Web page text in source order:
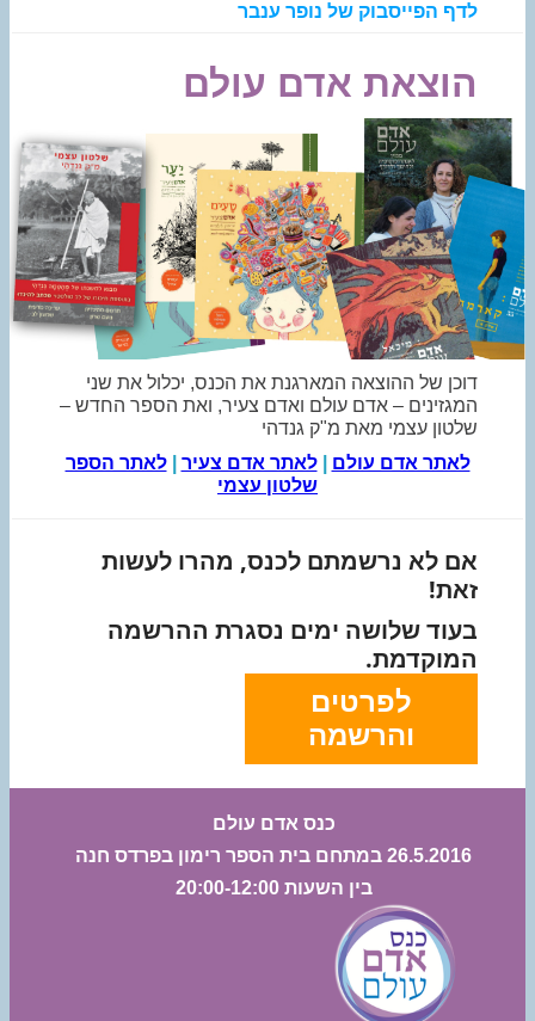
לדף הפייסבוק של נופר ענבר
הוצאת אדם עולם
דוכן של ההוצאה המארגנת את הכנס, יכלול את שני
המגזינים – אדם עולם ואדם צעיר, ואת הספר החדש –
שלטון עצמי מאת מ"ק גנדהי
לאתר אדם עולם |לאתר אדם צעיר |לאתר הספר
שלטון עצמי
אם לא נרשמתם לכנס, מהרו לעשות
זאת!
בעוד שלושה ימים נסגרת ההרשמה
המוקדמת.
לפרטים
והרשמה
כנס אדם עולם
26.5.2016 במתחם בית הספר רימון בפרדס חנה
בין השעות 20:00-12:00